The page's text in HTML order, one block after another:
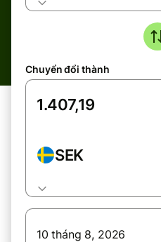
Chuyển đổi thành
SEK
10 tháng 8, 2026